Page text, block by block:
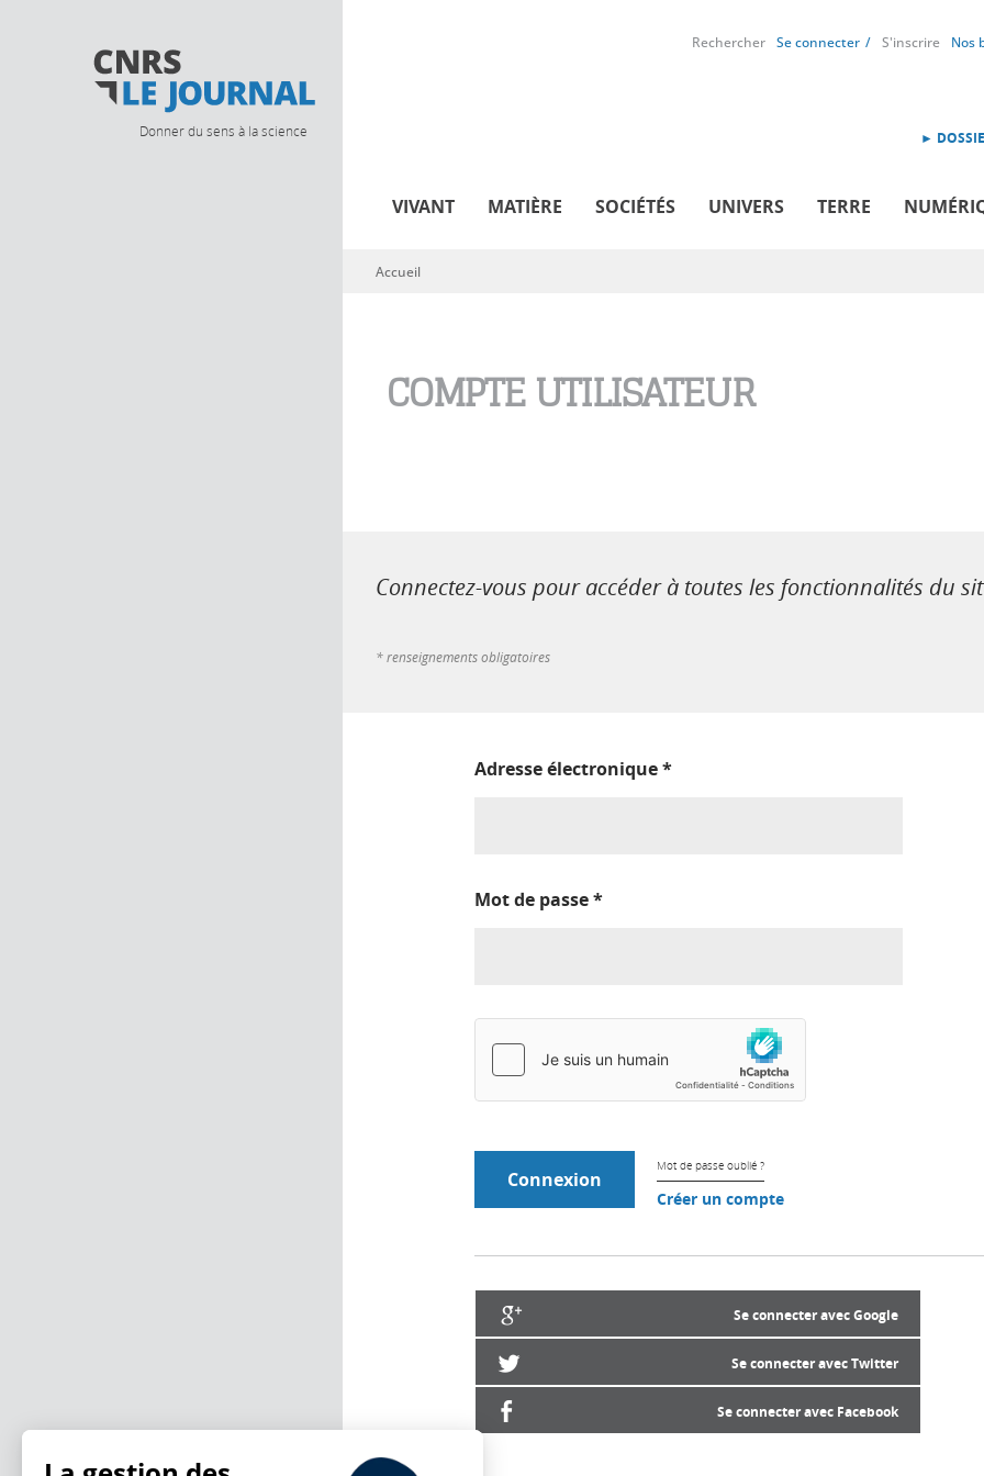
Donner du sens à la science
Rechercher Se connecter S'inscrire Nos
►
VIVANT MATIÈRE SOCIÉTÉS UNIVERS TERRE
Vous êtes ici
Accueil
COMPTE UTILISATEUR
Connectez-vous pour accéder à toutes les fonctionnalités du
* renseignements obligatoires
Adresse électronique*
Mot de passe*
Mot de passe oublié ?
Créer un compte
Se connecter avec Google
Se connecter avec Twitter
Se connecter avec Facebook